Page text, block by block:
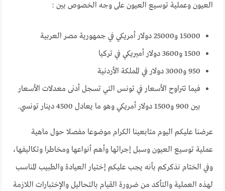
العيون وعملية توسيع العيون على وجه الخصوص بين :
15000 و25000 دولار أمريكي في جمهورية مصر العربية
1500 و3600 دولار أميريكي في تركيا
950 و3000 دولار في المملكة الأردنية
فيما تتراوح الأسعار في تونس التي تسجل أدنى معدلات الأسعار
بين 900 و1500 دولار أمريكي وهو ما يعادل 4500 دينار تونسي.
عرضنا عليكم اليوم متابعينا الكرام موضوعا مفصلا حول ماهية
عملية توسيع العيون وسبل إجرائها وأهم أنواعها ومخاطرا وتكاليفها،
وفي الختام نذكركم بأنه يجب عليكم إختيار العيادة والطبيب المناسب
لهذه العملية والتأكد من ضرورة القيام بالتحاليل والإختبارات اللازمة